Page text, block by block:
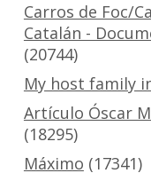
Carros de Foc/
Catalán -
(20744)
My host family
Artículo Óscar
(18295)
Máximo (17341)